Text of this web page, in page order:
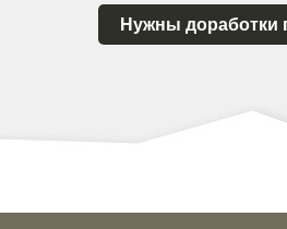
Нужны доработки